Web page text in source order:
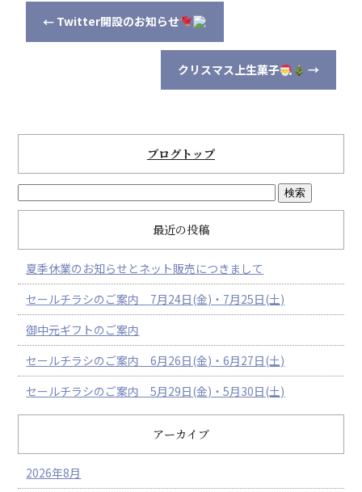
← Twitter開設のお知らせ
クリスマス上生菓子 →
ブログトップ
最近の投稿
夏季休業のお知らせとネット販売につきまして
セールチラシのご案内 7月24日(金)・7月25日(土)
御中元ギフトのご案内
セールチラシのご案内 6月26日(金)・6月27日(土)
セールチラシのご案内 5月29日(金)・5月30日(土)
アーカイブ
2026年8月